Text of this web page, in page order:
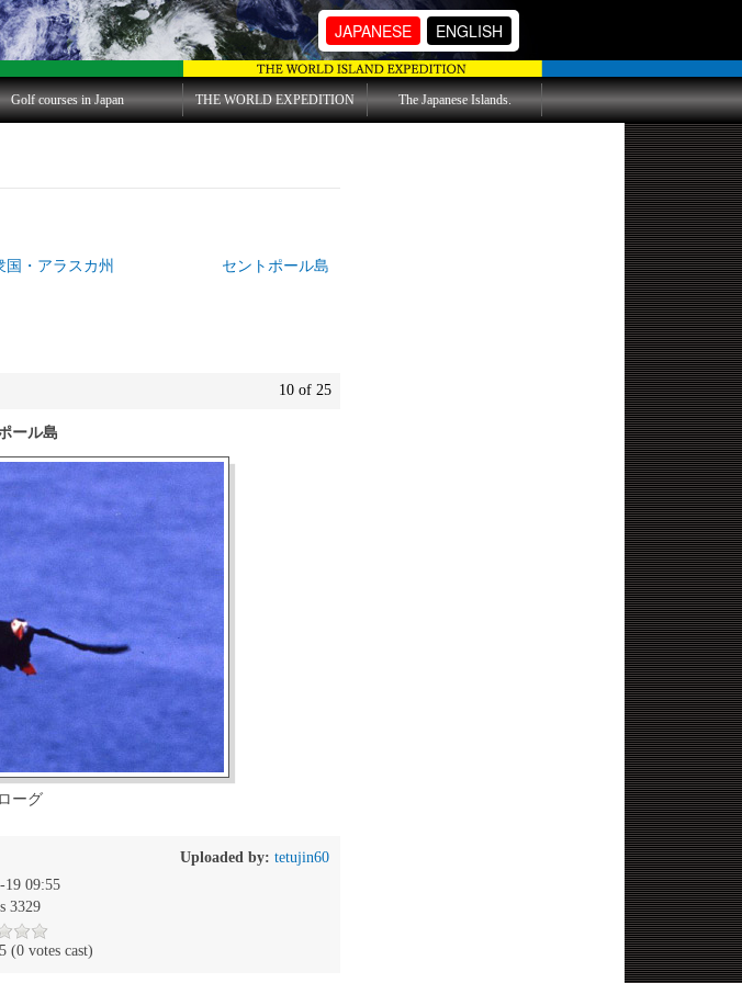
JAPANESE ENGLISH
Golf courses in Japan THE WORLD EXPEDITION The Japanese Islands.
ラスカ州 セントポール島
10 of 25
ール島
ーグ
Uploaded by: tetujin60
19 09:55
3329
(0 votes cast)